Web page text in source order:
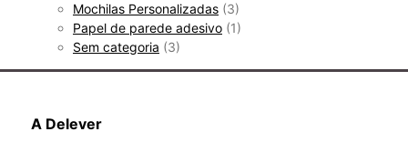
Mochilas Personalizadas (3)
Papel de parede adesivo (1)
Sem categoria (3)
A Delever